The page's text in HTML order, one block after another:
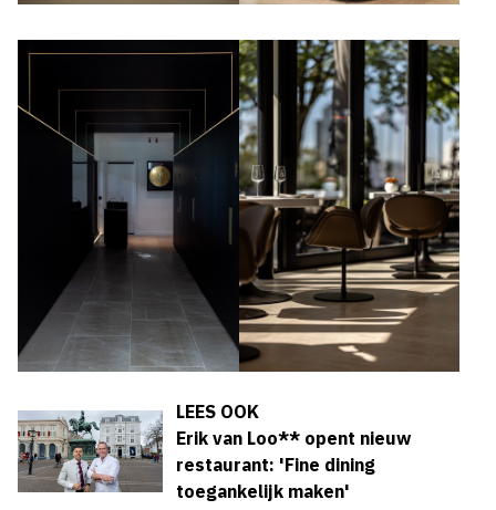
LEES OOK
Erik van Loo** opent nieuw
restaurant: 'Fine dining
toegankelijk maken'